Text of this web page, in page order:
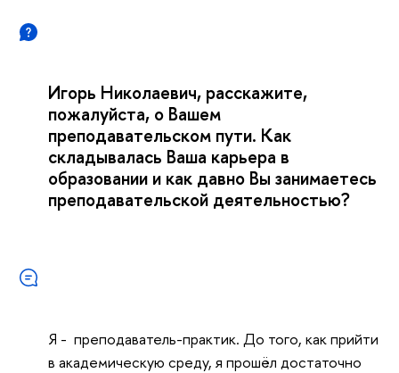
Игорь Николаевич, расскажите,
пожалуйста, о Вашем
преподавательском пути. Как
складывалась Ваша карьера в
образовании и как давно Вы занимаетесь
преподавательской деятельностью?
Я - преподаватель-практик. До того, как прийти
в академическую среду, я прошёл достаточно